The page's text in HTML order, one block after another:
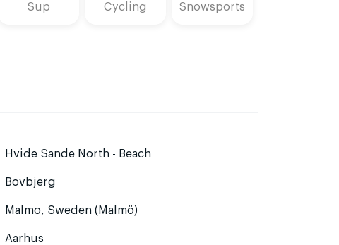
Sup Cycling Snowsports
Hvide Sande North - Beach
Bovbjerg
Malmo, Sweden (Malmö)
Aarhus